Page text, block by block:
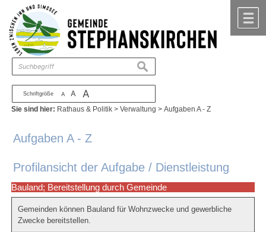
Zum Inhalt ,zur Navigation
Schriftgröße A A A
suchen
Sie sind hier: Rathaus & Politik >Verwaltung >Aufgaben A - Z
Aufgaben A - Z
Profilansicht der Aufgabe / Dienstleistung
Bauland; Bereitstellung durch Gemeinde
Gemeinden können Bauland für Wohnzwecke und gewerbliche
Zwecke bereitstellen.